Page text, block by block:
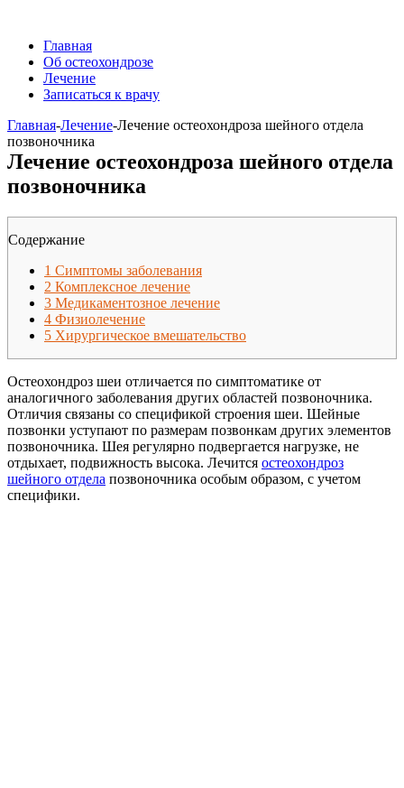
Главная
Об остеохондрозе
Лечение
Записаться к врачу
Главная-Лечение-Лечение остеохондроза шейного отдела
позвоночника
Лечение остеохондроза шейного отдела
позвоночника
Содержание
1 Симптомы заболевания
2 Комплексное лечение
3 Медикаментозное лечение
4 Физиолечение
5 Хирургическое вмешательство
Остеохондроз шеи отличается по симптоматике от
аналогичного заболевания других областей позвоночника.
Отличия связаны со спецификой строения шеи. Шейные
позвонки уступают по размерам позвонкам других элементов
позвоночника. Шея регулярно подвергается нагрузке, не
отдыхает, подвижность высока. Лечится остеохондроз
шейного отдела позвоночника особым образом, с учетом
специфики.